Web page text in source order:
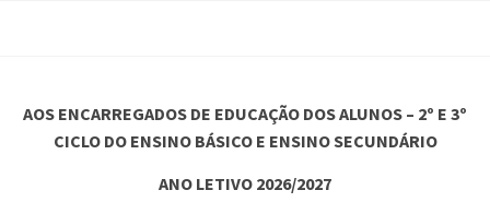
AOS ENCARREGADOS DE EDUCAÇÃO DOS ALUNOS – 2º E 3º
CICLO DO ENSINO BÁSICO E ENSINO SECUNDÁRIO
ANO LETIVO 2026/2027